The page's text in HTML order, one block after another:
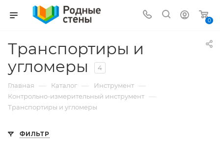
0
Транспортиры и
угломеры
4
Главная — Каталог — Инструмент —
Контрольно-измерительный инструмент —
Транспортиры и угломеры
ФИЛЬТР